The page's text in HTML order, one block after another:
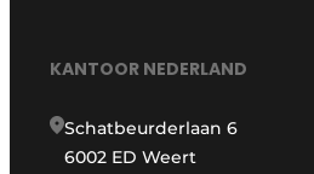
KANTOOR NEDERLAND
Schatbeurderlaan 6
6002 ED Weert